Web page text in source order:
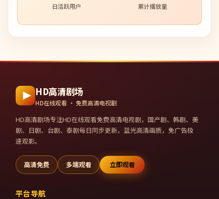
日活跃用户 累计播放量
HD高清剧场
HD在线观看 · 免费高清电视剧
HD高清剧场专注HD在线观看免费高清电视剧，国产剧、韩剧、美
剧、日剧、台剧、泰剧每日同步更新，蓝光高清画质，免广告极
速观影。
高清免费 多端观看 立即观看
平台导航